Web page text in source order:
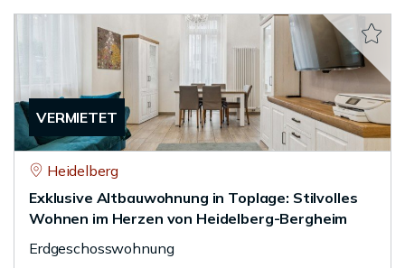
VERMIETET
Heidelberg
Exklusive Altbauwohnung in Toplage: Stilvolles
Wohnen im Herzen von Heidelberg-Bergheim
Erdgeschosswohnung